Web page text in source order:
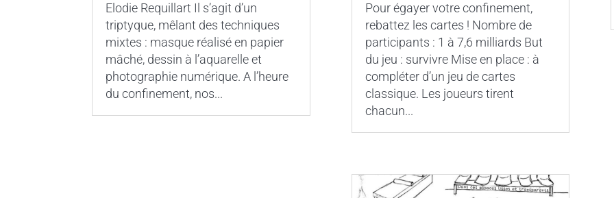
Elodie Requillart Il s’agit d’un
triptyque, mêlant des techniques
mixtes : masque réalisé en papier
mâché, dessin à l’aquarelle et
photographie numérique. A l’heure
du confinement, nos...
Pour égayer votre confinement,
rebattez les cartes ! Nombre de
participants : 1 à 7,6 milliards But
du jeu : survivre Mise en place : à
compléter d’un jeu de cartes
classique. Les joueurs tirent
chacun...